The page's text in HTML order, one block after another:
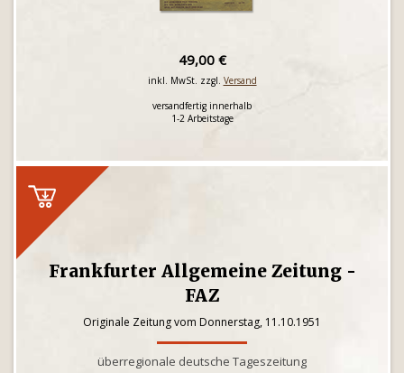
49,00 €
inkl. MwSt. zzgl. Versand
versandfertig innerhalb
1-2 Arbeitstage
Frankfurter Allgemeine Zeitung -
FAZ
Originale Zeitung vom Donnerstag, 11.10.1951
überregionale deutsche Tageszeitung